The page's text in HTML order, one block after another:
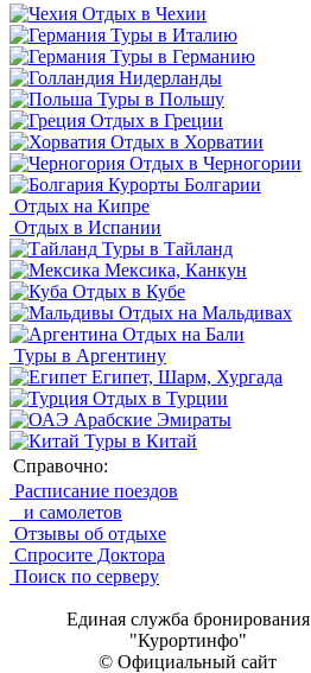
Отдых в Чехии
Туры в Италию
Туры в Германию
Нидерланды
Туры в Польшу
Отдых в Греции
Отдых в Хорватии
Отдых в Черногории
Курорты Болгарии
Отдых на Кипре
Отдых в Испании
Туры в Тайланд
Мексика, Канкун
Отдых в Кубе
Отдых на Мальдивах
Отдых на Бали
Туры в Аргентину
Египет, Шарм, Хургада
Отдых в Турции
Арабские Эмираты
Туры в Китай
Справочно:
Расписание поездов
и самолетов
Отзывы об отдыхе
Спросите Доктора
Поиск по серверу
Единая служба бронирования
"Курортинфо"
© Официальный сайт